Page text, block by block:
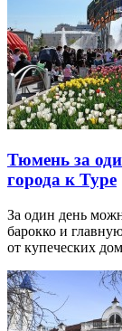
Тюмень за
города к Туре
За один день
барокко и
от купеческих